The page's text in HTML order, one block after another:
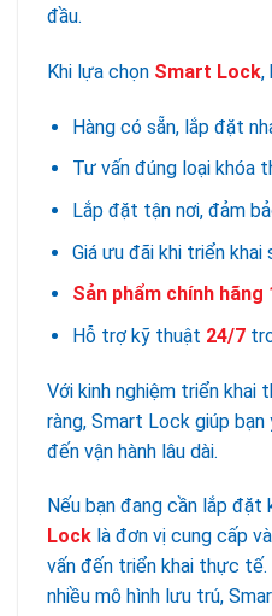
đầu.
Khi lựa chọn Smart Lock,
Hàng có sẵn, lắp đặt
Tư vấn đúng loại khóa
Lắp đặt tận nơi, đảm
Giá ưu đãi khi triển khai
Sản phẩm chính hãng
Hỗ trợ kỹ thuật 24/7
Với kinh nghiệm triển khai
ràng, Smart Lock giúp
đến vận hành lâu dài.
Nếu bạn đang cần lắp đặt
Lock là đơn vị cung cấp
vấn đến triển khai thực tế.
nhiều mô hình lưu trú,